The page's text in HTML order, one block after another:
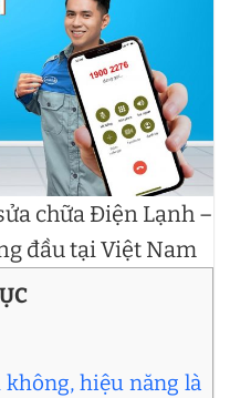
chữa Điện Lạnh –
đầu tại Việt Nam
không, hiệu năng là